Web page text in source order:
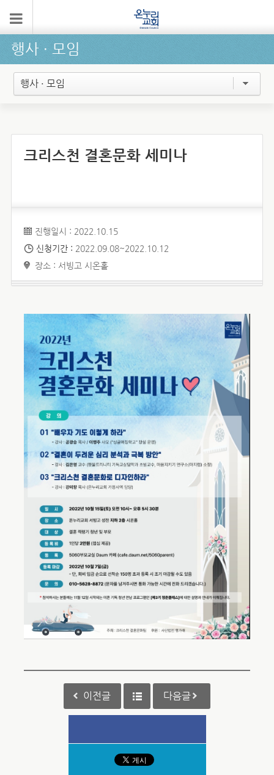
행사 ∙ 모임
행사 · 모임
크리스천 결혼문화 세미나
진행일시 : 2022.10.15
신청기간 : 2022.09.08~2022.10.12
장소 : 서빙고 시온홀
이전글 다음글